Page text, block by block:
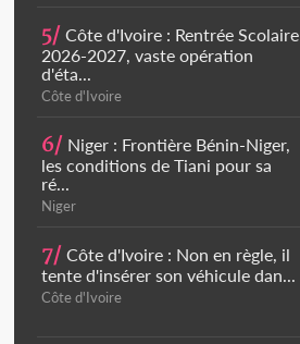
5/ Côte d'Ivoire : Rentrée Scolaire
2026-2027, vaste opération
d'éta...
Côte d'Ivoire
6/ Niger : Frontière Bénin-Niger,
les conditions de Tiani pour sa
ré...
Niger
7/ Côte d'Ivoire : Non en règle, il
tente d'insérer son véhicule dan...
Côte d'Ivoire